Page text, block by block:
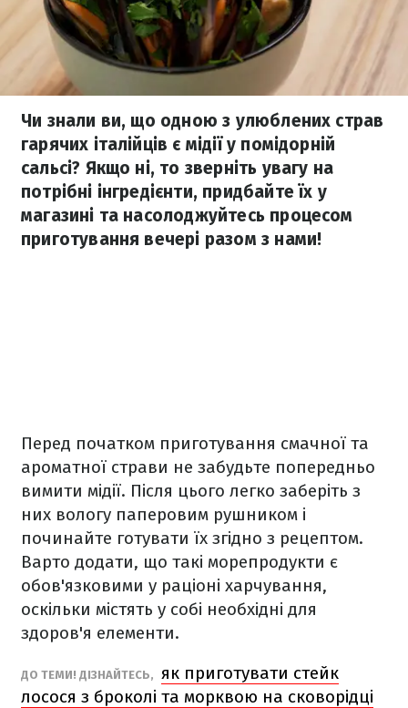
Чи знали ви, що одною з улюблених страв
гарячих італійців є мідії у помідорній
сальсі? Якщо ні, то зверніть увагу на
потрібні інгредієнти, придбайте їх у
магазині та насолоджуйтесь процесом
приготування вечері разом з нами!
Перед початком приготування смачної та
ароматної страви не забудьте попередньо
вимити мідії. Після цього легко заберіть з
них вологу паперовим рушником і
починайте готувати їх згідно з рецептом.
Варто додати, що такі морепродукти є
обов'язковими у раціоні харчування,
оскільки містять у собі необхідні для
здоров'я елементи.
ДО ТЕМИ! ДІЗНАЙТЕСЬ, як приготувати стейк
лосося з броколі та морквою на сковорідці